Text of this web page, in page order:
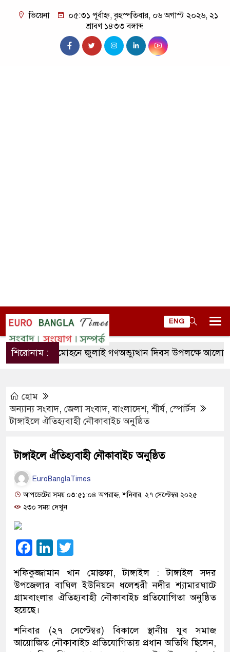
ভিয়েনা
০৫:৩১ পূর্বাহ্ন, বৃহস্পতিবার, ০৬ অগাস্ট ২০২৬, ২১
শ্রাবণ ১৪৩৩ বঙ্গাব্দ
ENG
শিরোনাম :
লালমোহনে জুলাই গণঅভ্যুত্থান দিবস উপলক্ষে আলোচনা সভা
হোম
অন্যান্য সংবাদ, জেলা সংবাদ,বাংলাদেশ,শীর্ষ, স্পোর্টস
টাঙ্গাইলে ঐতিহ্যবাহী নৌকাবাইচ অনুষ্ঠিত
টাঙ্গাইলে ঐতিহ্যবাহী নৌকাবাইচ অনুষ্ঠিত
EuroBanglaTimes
আপডেটের সময় ০৩:৫১:০৪ অপরাহ্ন, শনিবার, ২৭ সেপ্টেম্বর ২০২৫
২৩০ সময় দেখুন
Facebook
LinkedIn
শফিকুজ্জামান খান মোস্তফা, টাঙ্গাইল : টাঙ্গাইল সদর
উপজেলার বাঘিল ইউনিয়নে ধলেশ্বরী নদীর শ্যামারঘাটে
গ্রামবাংলার ঐতিহ্যবাহী নৌকাবাইচ প্রতিযোগিতা অনুষ্ঠিত
হয়েছে।
শনিবার (২৭ সেপ্টেম্বর) বিকালে স্থানীয় যুব সমাজ
আয়োজিত নৌকাবাইচ প্রতিযোগিতায় প্রধান অতিথি ছিলেন,